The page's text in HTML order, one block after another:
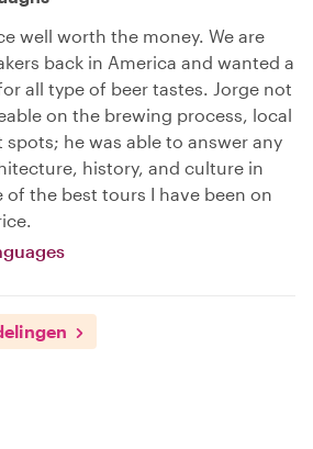
well worth the money. We are
back in America and wanted a
all type of beer tastes. Jorge not
on the brewing process, local
he was able to answer any
history, and culture in
of the best tours I have been on